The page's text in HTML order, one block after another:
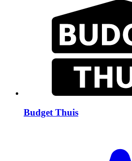
Budget Thuis